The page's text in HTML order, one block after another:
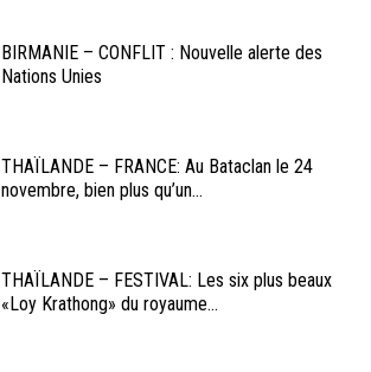
BIRMANIE – CONFLIT : Nouvelle alerte des
Nations Unies
THAÏLANDE – FRANCE: Au Bataclan le 24
novembre, bien plus qu’un...
THAÏLANDE – FESTIVAL: Les six plus beaux
«Loy Krathong» du royaume...